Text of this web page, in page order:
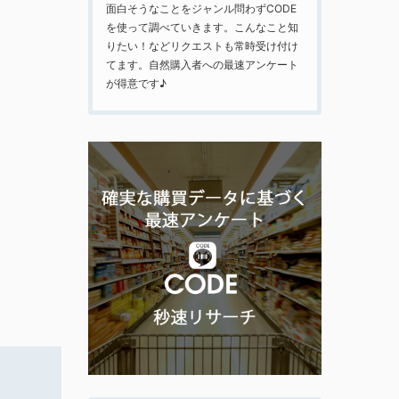
面白そうなことをジャンル問わずCODE
を使って調べていきます。こんなこと知
りたい！などリクエストも常時受け付け
てます。自然購入者への最速アンケート
が得意です♪